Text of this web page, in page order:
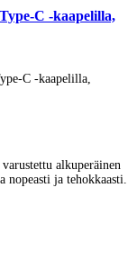
C -kaapelilla,
C -kaapelilla,
alkuperäinen
ja tehokkaasti.